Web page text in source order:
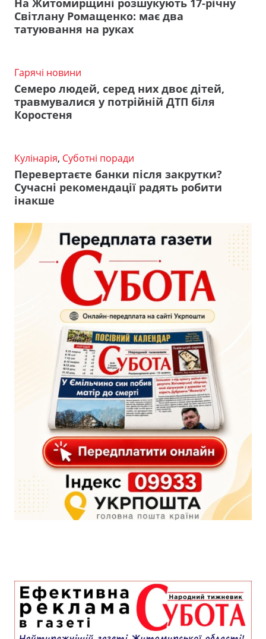
На Житомирщині розшукують 17-річну
Світлану Ромащенко: має два
татуювання на руках
Гарячі новини
Семеро людей, серед них двоє дітей,
травмувалися у потрійній ДТП біля
Коростеня
Кулінарія, Суботні поради
Перевертаєте банки після закрутки?
Сучасні рекомендації радять робити
інакше